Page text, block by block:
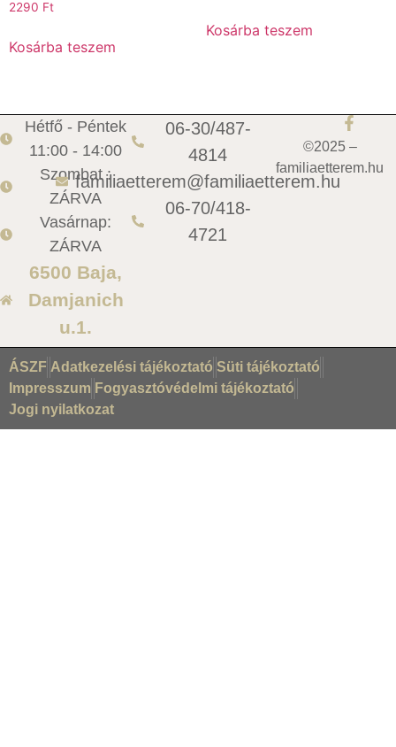
2290 Ft
Kosárba teszem
Kosárba teszem
Hétfő - Péntek
11:00 - 14:00
Szombat :
ZÁRVA
Vasárnap:
ZÁRVA
6500 Baja,
Damjanich
u.1.
06-30/487-
4814
familiaetterem@familiaetterem.hu
06-70/418-
4721
©2025 –
familiaetterem.hu
ÁSZF Adatkezelési tájékoztató Süti tájékoztató
Impresszum Fogyasztóvédelmi tájékoztató
Jogi nyilatkozat